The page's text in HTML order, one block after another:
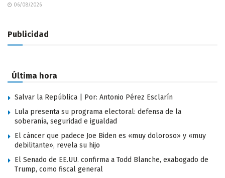
06/08/2026
Publicidad
Última hora
Salvar la República | Por: Antonio Pérez Esclarín
Lula presenta su programa electoral: defensa de la
soberanía, seguridad e igualdad
El cáncer que padece Joe Biden es «muy doloroso» y «muy
debilitante», revela su hijo
El Senado de EE.UU. confirma a Todd Blanche, exabogado de
Trump, como fiscal general